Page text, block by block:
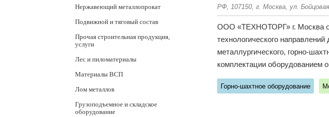
Нержавеющий металлопрокат
Подвижной и тяговый состав
Прочая строительная продукция,
услуги
Лес и пиломатериалы
Материалы ВСП
Лом металлов
Грузоподъемное и складское
оборудование
РФ, 107150, г. Москва, ул.
ООО «ТЕХНОТОРГ» г. Москва
технологического
металлургического, горно-
комплектации оборудованием
Горно-шахтное оборудование